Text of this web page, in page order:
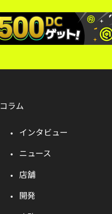
コラム
インタビュー
ニュース
店舗
開発